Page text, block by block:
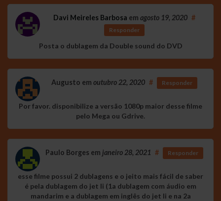
Davi Meireles Barbosa em agosto 19, 2020 #
Responder
Posta o dublagem da Double sound do DVD
Augusto em outubro 22, 2020 # Responder
Por favor. disponibilize a versão 1080p maior desse filme
pelo Mega ou Gdrive.
Paulo Borges em janeiro 28, 2021 # Responder
esse filme possui 2 dublagens e o jeito mais fácil de saber
é pela dublagem do jet li (1a dublagem com áudio em
mandarim e a dublagem em inglês do jet li e na 2a